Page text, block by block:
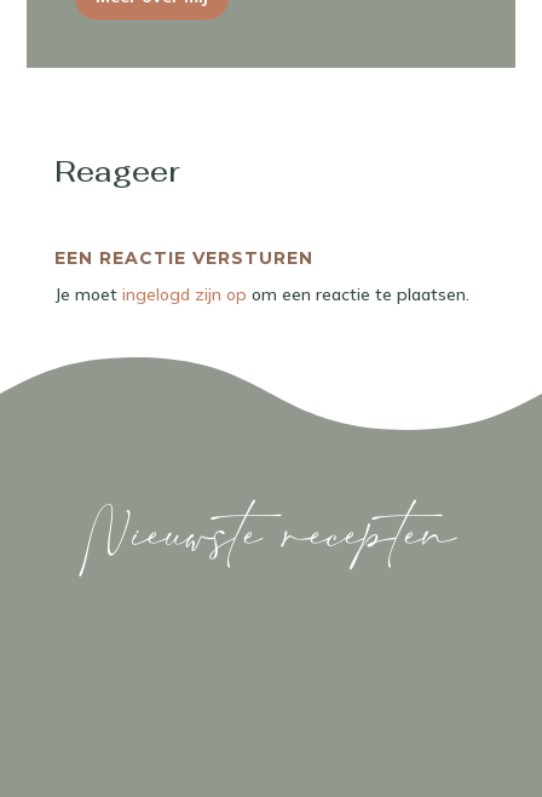
Reageer
EEN REACTIE VERSTUREN
Je moet ingelogd zijn op om een reactie te plaatsen.
Nieuwste recepten